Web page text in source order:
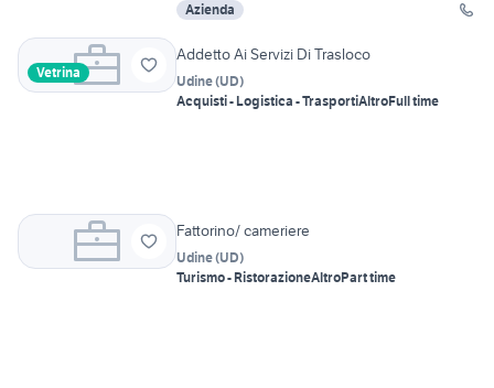
Azienda
Vetrina
Addetto Ai Servizi Di Trasloco
Udine(UD)
Acquisti - Logistica - TrasportiAltroFull time
Fattorino/ cameriere
Udine(UD)
Turismo - RistorazioneAltroPart time